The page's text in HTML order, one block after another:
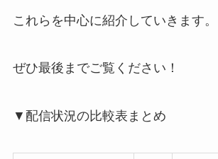
これらを中心に紹介していきます。
ぜひ最後までご覧ください！
▼配信状況の比較表まとめ